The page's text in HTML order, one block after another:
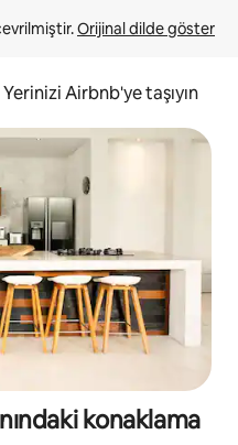
Orijinal dilde göster
Yerinizi Airbnb'ye taşıyın
konaklama